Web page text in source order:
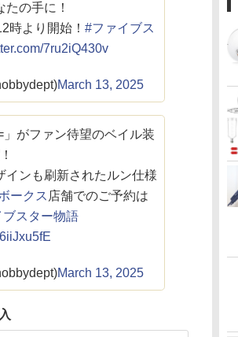
の手に！
時より開始！ #ファイブス
7ru2iQ430v
March 13, 2025
」がファン待望のベイル装
インも刷新されたルン仕様
ークス 店舗でのご予約は
ブスター物語
March 13, 2025